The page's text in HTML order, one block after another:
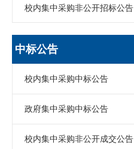
校内集中采购非公开招标公告
中标公告
校内集中采购中标公告
政府集中采购中标公告
校内集中采购非公开成交公告